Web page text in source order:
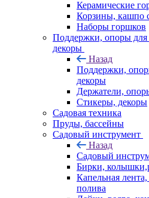
Керамические
Корзины, кашпо
Наборы горшков
Поддержки, опоры для
декоры
Назад
Поддержки,
декоры
Держатели,
Стикеры, декоры
Садовая техника
Пруды, бассейны
Садовый инструмент
Назад
Садовый
Бирки,
Капельная
полива